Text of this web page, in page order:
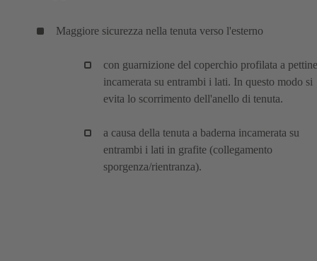
Maggiore sicurezza nella tenuta verso l'esterno
con guarnizione del coperchio profilata a
incamerata su entrambi i lati. In questo modo si
evita lo scorrimento dell'anello di tenuta.
a causa della tenuta a baderna incamerata su
entrambi i lati in grafite (collegamento
sporgenza/rientranza).